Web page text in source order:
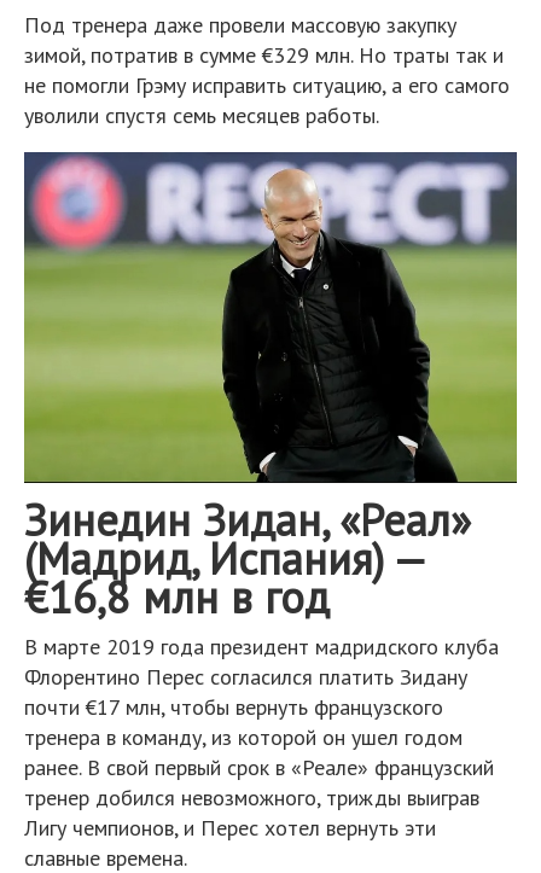
Под тренера даже провели массовую закупку
зимой, потратив в сумме €329 млн. Но траты так и
не помогли Грэму исправить ситуацию, а его самого
уволили спустя семь месяцев работы.
Зинедин Зидан, «Реал»
(Мадрид, Испания) —
€16,8 млн в год
В марте 2019 года президент мадридского клуба
Флорентино Перес согласился платить Зидану
почти €17 млн, чтобы вернуть французского
тренера в команду, из которой он ушел годом
ранее. В свой первый срок в «Реале» французский
тренер добился невозможного, трижды выиграв
Лигу чемпионов, и Перес хотел вернуть эти
славные времена.